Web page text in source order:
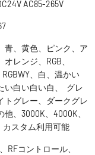
AC85-265V
青、黄色、ピンク、ア
オレンジ、RGB、
RGBWY、白、温かい
い白い白い白、 グレ
トグレー、ダークグレ
他、3000K、4000K、
カスタム利用可能
RFコントロール、